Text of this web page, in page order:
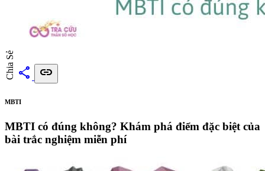
Chia Sẻ share link
MBTI
MBTI có đúng không? Khám phá điểm đặc biệt của
bài trắc nghiệm miễn phí